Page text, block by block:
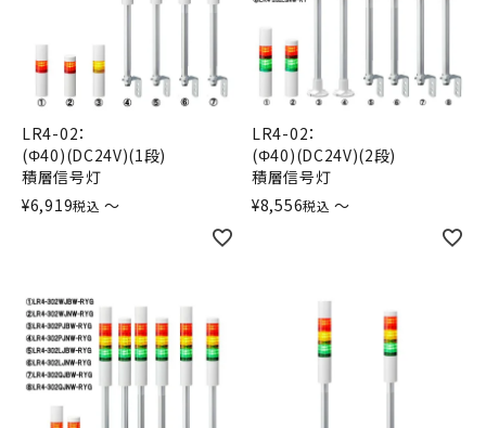
LR4-02：
(Φ40)(DC24V)(1段)
積層信号灯
¥6,919税込 〜
LR4-02：
(Φ40)(DC24V)(2段)
積層信号灯
¥8,556税込 〜